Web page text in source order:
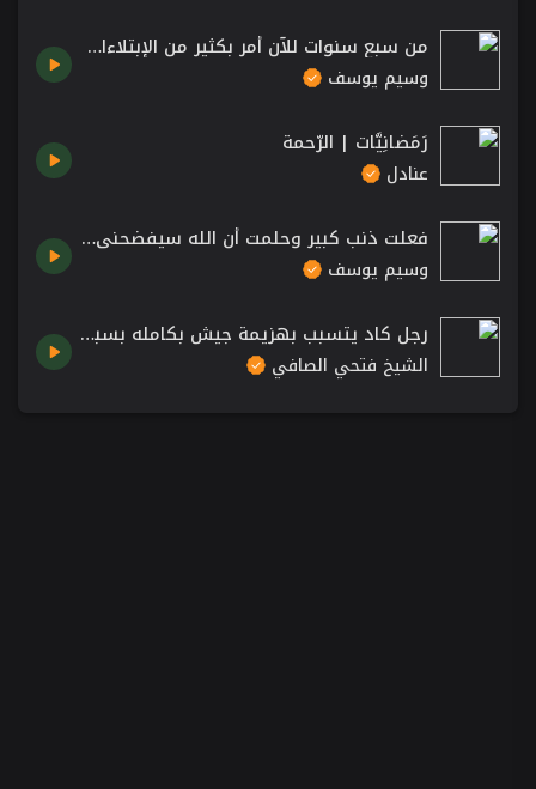
من سبع سنوات للآن أمر بكثير من الإبتلاءات الصعبة في حياتي؟ الشيخ د. وسيم يوسف
وسيم يوسف
رَمَضانِيَّات | الرّحمة
عنادل
فعلت ذنب كبير وحلمت أن الله سيفضحني 😰.. الشيخ الدكتور وسيم يوسف
وسيم يوسف
رجل كاد يتسبب بهزيمة جيش بكامله بسبب لن تتوقعه فعله بالمنزل /موعظة الشيخ فتحي صافي رحمه الله
الشيخ فتحي الصافي